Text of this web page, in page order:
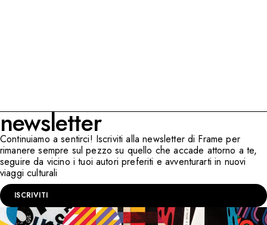
newsletter
Continuiamo a sentirci! Iscriviti alla newsletter di Frame per
rimanere sempre sul pezzo su quello che accade attorno a te,
seguire da vicino i tuoi autori preferiti e avventurarti in nuovi
viaggi culturali
ISCRIVITI